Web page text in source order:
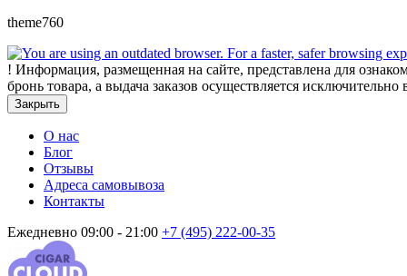
theme760
! Информация, размещенная на сайте, представлена для
бронь товара, а выдача заказов осуществляется
Закрыть
О нас
Блог
Отзывы
Адреса самовывоза
Контакты
Ежедневно 09:00 - 21:00 +7 (495) 222-00-35